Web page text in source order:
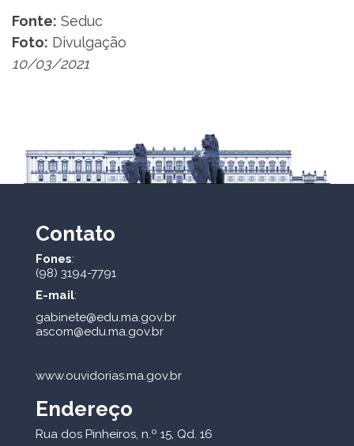
Fonte: Seduc
Foto: Divulgação
10/03/2021
Contato
Fones:
(98) 3194-7791
E-mail:
gabinete@edu.ma.gov.br
ascom@edu.ma.gov.br
www.ouvidorias.ma.gov.br
Endereço
Rua dos Pinheiros, n.º 15, Qd. 16